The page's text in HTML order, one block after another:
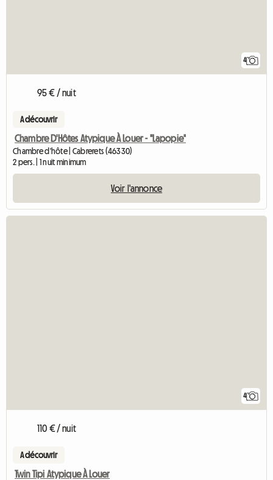
4
95 € / nuit
A découvrir
Chambre D'Hôtes Atypique À Louer - "Lapopie"
Chambre d'hôte | Cabrerets (46330)
2 pers. | 1 nuit minimum
Voir l'annonce
4
110 € / nuit
A découvrir
Twin Tipi Atypique À Louer